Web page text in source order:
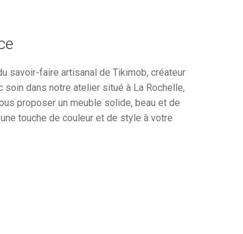
savoir-faire artisanal de Tikimob, créateur
dans notre atelier situé à La Rochelle,
proposer un meuble solide, beau et de
touche de couleur et de style à votre